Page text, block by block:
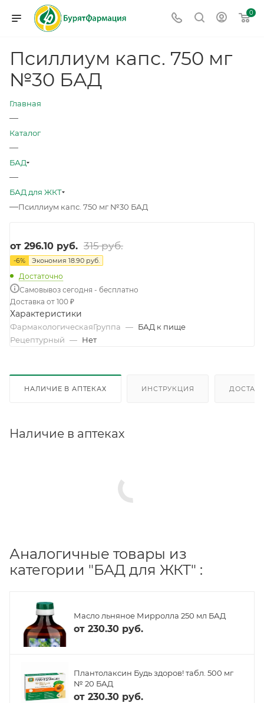
0
Псиллиум капс. 750 мг
№30 БАД
Главная
—
Каталог
—
БАД
—
БАД для ЖКТ
—Псиллиум капс. 750 мг №30 БАД
от 296.10 руб. 315 руб.
-6% Экономия 18.90 руб.
Достаточно
Самовывоз сегодня - бесплатно
Доставка от 100 ₽
Характеристики
ФармакологическаяГруппа — БАД к пище
Рецептурный — Нет
НАЛИЧИЕ В АПТЕКАХ ИНСТРУКЦИЯ
Наличие в аптеках
Аналогичные товары из
категории "БАД для ЖКТ" :
Масло льняное Мирролла 250 мл БАД
от 230.30 руб.
Плантолаксин Будь здоров! табл. 500 мг
№ 20 БАД
от 230.30 руб.